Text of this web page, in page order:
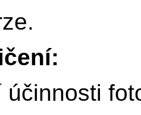
účinnosti